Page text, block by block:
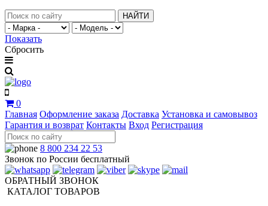
НАЙТИ
Показать
Сбросить
0
Главная Оформление заказа Доставка Установка и самовывоз
Гарантия и возврат Контакты Вход Регистрация
8 800 234 22 53
Звонок по России бесплатный
ОБРАТНЫЙ ЗВОНОК
КАТАЛОГ ТОВАРОВ